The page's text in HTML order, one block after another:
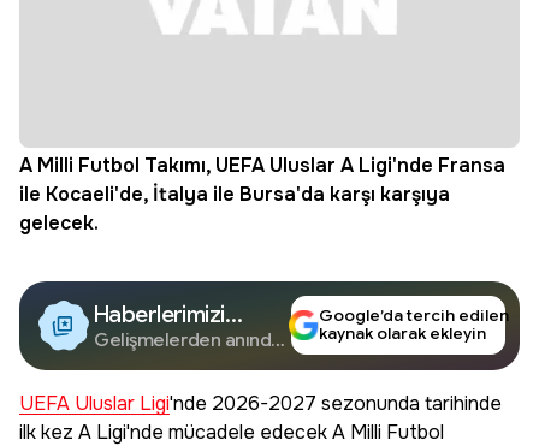
A Milli Futbol Takımı, UEFA Uluslar A Ligi'nde Fransa
ile Kocaeli'de, İtalya ile Bursa'da karşı karşıya
gelecek.
Haberlerimizi
Google'da Takip
Edin
Gelişmelerden anında
Google’da tercih edilen
kaynak olarak ekleyin
UEFA Uluslar Ligi'nde 2026-2027 sezonunda tarihinde
ilk kez A Ligi'nde mücadele edecek A Milli Futbol